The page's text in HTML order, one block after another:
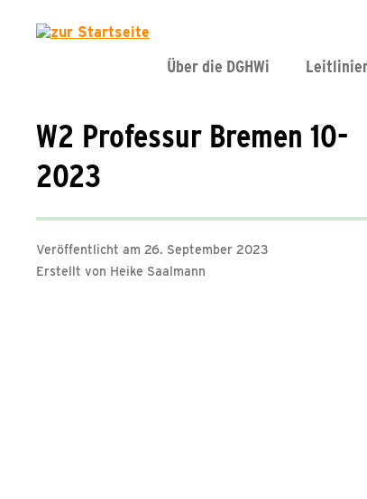
Über die DGHWi
W2 Professur Bremen 10-
2023
Veröffentlicht am 26. September 2023
Erstellt von Heike Saalmann